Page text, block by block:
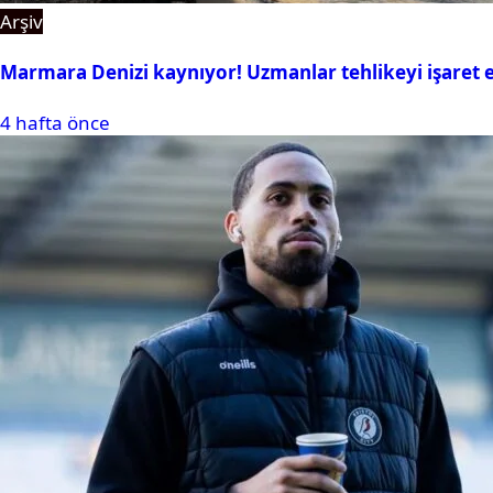
Arşiv
Marmara Denizi kaynıyor! Uzmanlar tehlikeyi işaret
4 hafta önce